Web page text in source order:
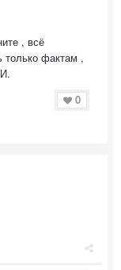
, всё
только фактам ,
0